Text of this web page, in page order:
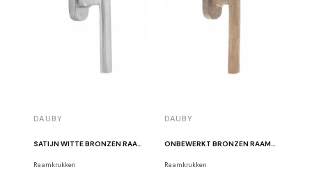
DAUBY
SATIJN WITTE BRONZEN RAAMKRUK PH1930 DK WBS
Raamkrukken
DAUBY
ONBEWERKT BRONZEN RAAMKRUK PH1930 DK RB.
Raamkrukken